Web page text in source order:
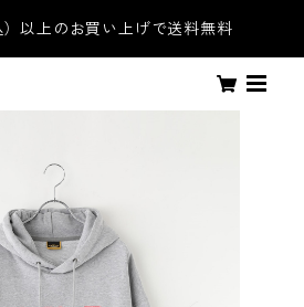
以上のお買い上げで送料無料